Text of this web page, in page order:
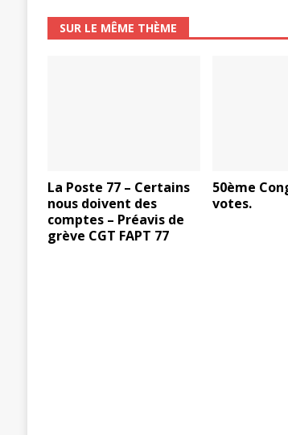
SUR LE MÊME THÈME
La Poste 77 – Certains
nous doivent des
comptes – Préavis de
grève CGT FAPT 77
50ème
votes.